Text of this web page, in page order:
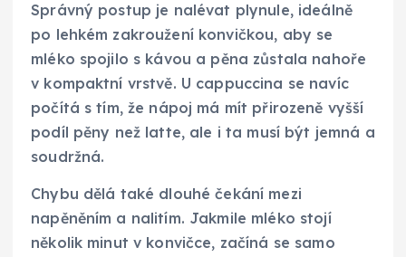
Správný postup je nalévat plynule, ideálně
po lehkém zakroužení konvičkou, aby se
mléko spojilo s kávou a pěna zůstala nahoře
v kompaktní vrstvě. U cappuccina se navíc
počítá s tím, že nápoj má mít přirozeně vyšší
podíl pěny než latte, ale i ta musí být jemná a
soudržná.
Chybu dělá také dlouhé čekání mezi
napěněním a nalitím. Jakmile mléko stojí
několik minut v konvičce, začíná se samo